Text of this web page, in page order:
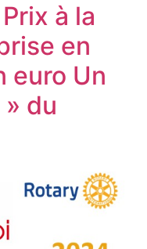
à la
en
euro Un
du